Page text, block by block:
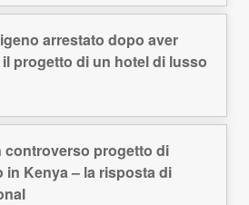
arrestato dopo aver
progetto di un hotel di lusso
controverso progetto di
Kenya – la risposta di